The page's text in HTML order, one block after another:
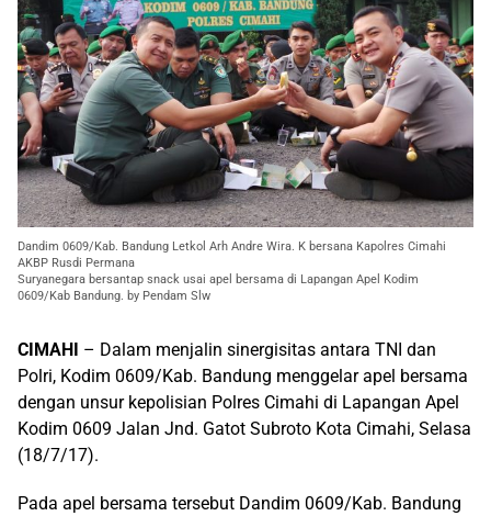
Dandim 0609/Kab. Bandung Letkol Arh Andre Wira. K bersana Kapolres Cimahi
AKBP Rusdi Permana
Suryanegara bersantap snack usai apel bersama di Lapangan Apel Kodim
0609/Kab Bandung. by Pendam Slw
CIMAHI
– Dalam menjalin sinergisitas antara TNI dan
Polri, Kodim 0609/Kab. Bandung menggelar apel bersama
dengan unsur kepolisian Polres Cimahi di Lapangan Apel
Kodim 0609 Jalan Jnd. Gatot Subroto Kota Cimahi, Selasa
(18/7/17).
Pada apel bersama tersebut Dandim 0609/Kab. Bandung